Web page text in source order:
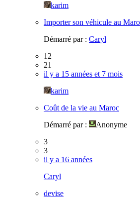
karim
Importer son véhicule au
Démarré par : Caryl
12
21
il y a 15 années et 7 mois
karim
Coût de la vie au Maroc
Démarré par :
Anonyme
3
3
il y a 16 années
Caryl
devise